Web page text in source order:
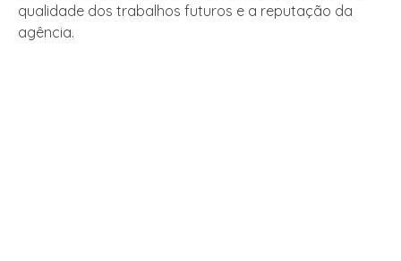
qualidade dos trabalhos futuros e a reputação da
agência.